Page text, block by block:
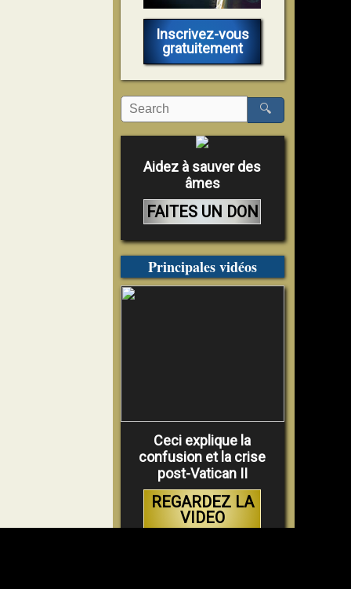
Inscrivez-vous
gratuitement
🔍
Aidez à sauver des
âmes
FAITES UN DON
Principales vidéos
Ceci explique la
confusion et la crise
post-Vatican II
REGARDEZ LA
VIDEO